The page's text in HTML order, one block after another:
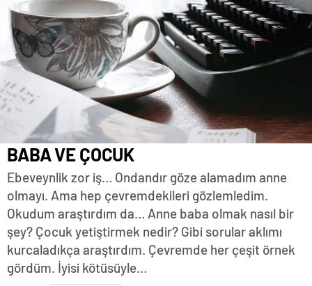
BABA VE ÇOCUK
Ebeveynlik zor iş… Ondandır göze alamadım anne
olmayı. Ama hep çevremdekileri gözlemledim.
Okudum araştırdım da… Anne baba olmak nasıl bir
şey? Çocuk yetiştirmek nedir? Gibi sorular aklımı
kurcaladıkça araştırdım. Çevremde her çeşit örnek
gördüm. İyisi kötüsüyle…